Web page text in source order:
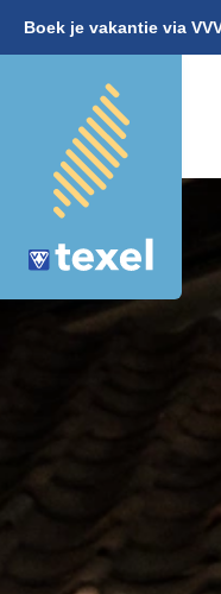
Boek je vakantie via